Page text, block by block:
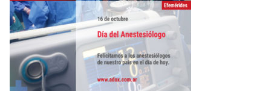
PRODUCTOS Y SERVICIOS